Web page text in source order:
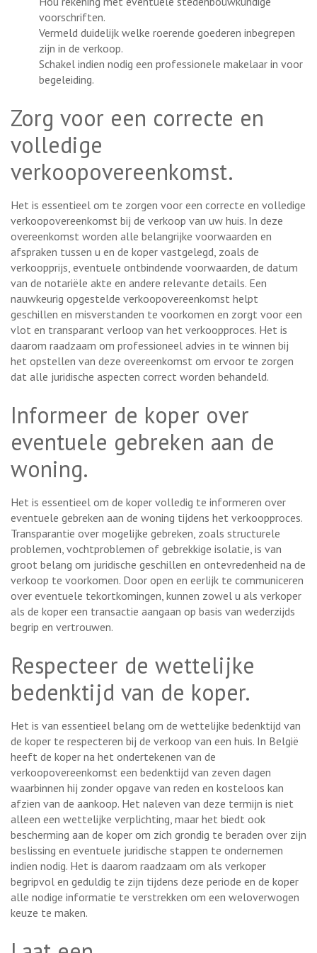
voorschriften.
Vermeld duidelijk welke roerende goederen inbegrepen
zijn in de verkoop.
Schakel indien nodig een professionele makelaar in voor
begeleiding.
Zorg voor een correcte en
volledige
verkoopovereenkomst.
Het is essentieel om te zorgen voor een correcte en volledige
verkoopovereenkomst bij de verkoop van uw huis. In deze
overeenkomst worden alle belangrijke voorwaarden en
afspraken tussen u en de koper vastgelegd, zoals de
verkoopprijs, eventuele ontbindende voorwaarden, de datum
van de notariële akte en andere relevante details. Een
nauwkeurig opgestelde verkoopovereenkomst helpt
geschillen en misverstanden te voorkomen en zorgt voor een
vlot en transparant verloop van het verkoopproces. Het is
daarom raadzaam om professioneel advies in te winnen bij
het opstellen van deze overeenkomst om ervoor te zorgen
dat alle juridische aspecten correct worden behandeld.
Informeer de koper over
eventuele gebreken aan de
woning.
Het is essentieel om de koper volledig te informeren over
eventuele gebreken aan de woning tijdens het verkoopproces.
Transparantie over mogelijke gebreken, zoals structurele
problemen, vochtproblemen of gebrekkige isolatie, is van
groot belang om juridische geschillen en ontevredenheid na de
verkoop te voorkomen. Door open en eerlijk te communiceren
over eventuele tekortkomingen, kunnen zowel u als verkoper
als de koper een transactie aangaan op basis van wederzijds
begrip en vertrouwen.
Respecteer de wettelijke
bedenktijd van de koper.
Het is van essentieel belang om de wettelijke bedenktijd van
de koper te respecteren bij de verkoop van een huis. In België
heeft de koper na het ondertekenen van de
verkoopovereenkomst een bedenktijd van zeven dagen
waarbinnen hij zonder opgave van reden en kosteloos kan
afzien van de aankoop. Het naleven van deze termijn is niet
alleen een wettelijke verplichting, maar het biedt ook
bescherming aan de koper om zich grondig te beraden over zijn
beslissing en eventuele juridische stappen te ondernemen
indien nodig. Het is daarom raadzaam om als verkoper
begripvol en geduldig te zijn tijdens deze periode en de koper
alle nodige informatie te verstrekken om een weloverwogen
keuze te maken.